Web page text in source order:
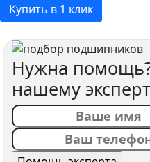
Купить в 1 клик
Нужна
нашему